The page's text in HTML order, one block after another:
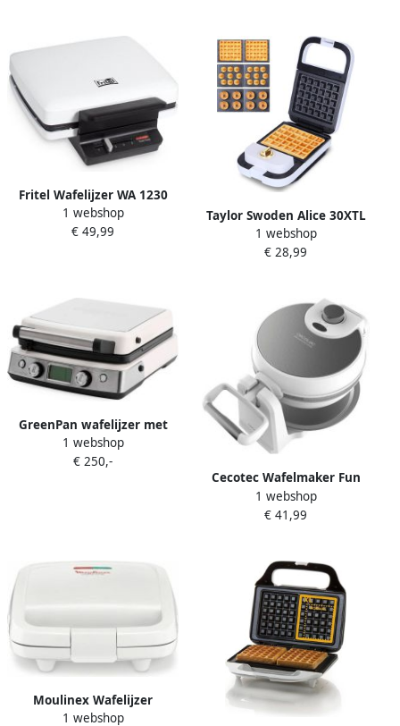
Fritel Wafelijzer WA 1230
Wafelmaker met Vaste
Platen Wafelmachine met
Wafels Wit 1200W
1 webshop
€ 49,99
Taylor Swoden Alice 30XTL
Wafelijzer 3-in-1 600W Wit
1 webshop
€ 28,99
GreenPan wafelijzer met
platen voor klassieke wafels
+ Luikse Brusselse wafels
1 webshop
€ 250,-
Cecotec Wafelmaker Fun
Gofrestone Sphere 1000W
Wit Ziverachtig
1 webshop
€ 41,99
Moulinex Wafelijzer
WJ170112 | Wafelijzers |
1 webshop